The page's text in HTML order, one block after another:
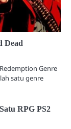
Dead
Genre
satu genre
RPG PS2